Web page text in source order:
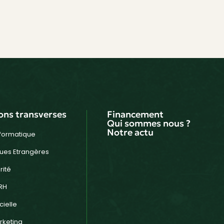
transverses
Etrangères
Financement
Qui sommes nous ?
Notre actu